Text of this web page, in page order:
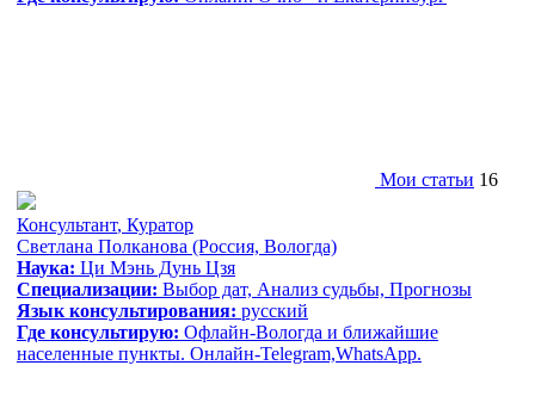
Мои статьи 16
Консультант, Куратор
Cветлана Полканова (Россия, Вологда)
Наука: Ци Мэнь Дунь Цзя
Специализации: Выбор дат, Анализ судьбы, Прогнозы
Язык консультирования: русский
Где консультирую: Офлайн-Вологда и ближайшие
населенные пункты. Онлайн-Telegram,WhatsApp.